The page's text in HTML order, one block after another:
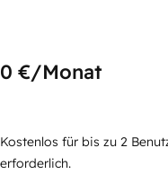
0 €/Monat
Kostenlos für bis zu 2
erforderlich.